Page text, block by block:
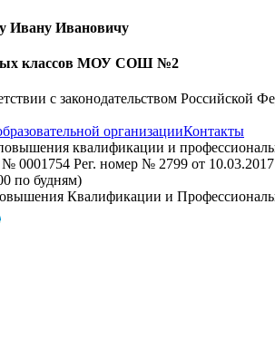
Ивану Ивановичу
классов МОУ СОШ №2
с законодательством Российской
организацииКонтакты
квалификации и
0001754 Рег. номер № 2799 от 10.03.2017
по будням)
Квалификации и